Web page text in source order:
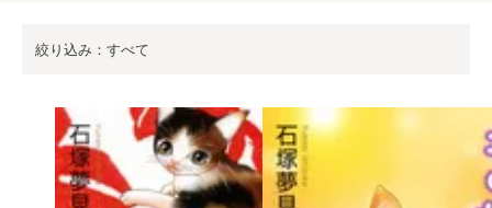
絞り込み：すべて